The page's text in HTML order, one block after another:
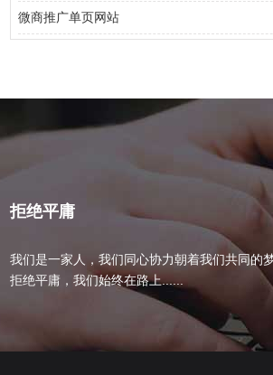
微商推广单页网站
拒绝平庸
我们是一家人，我们同心协力朝着我们共同的
拒绝平庸，我们始终在路上......